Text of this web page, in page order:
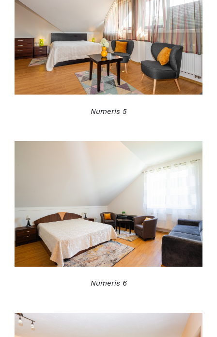
Numeris 5
Numeris 6